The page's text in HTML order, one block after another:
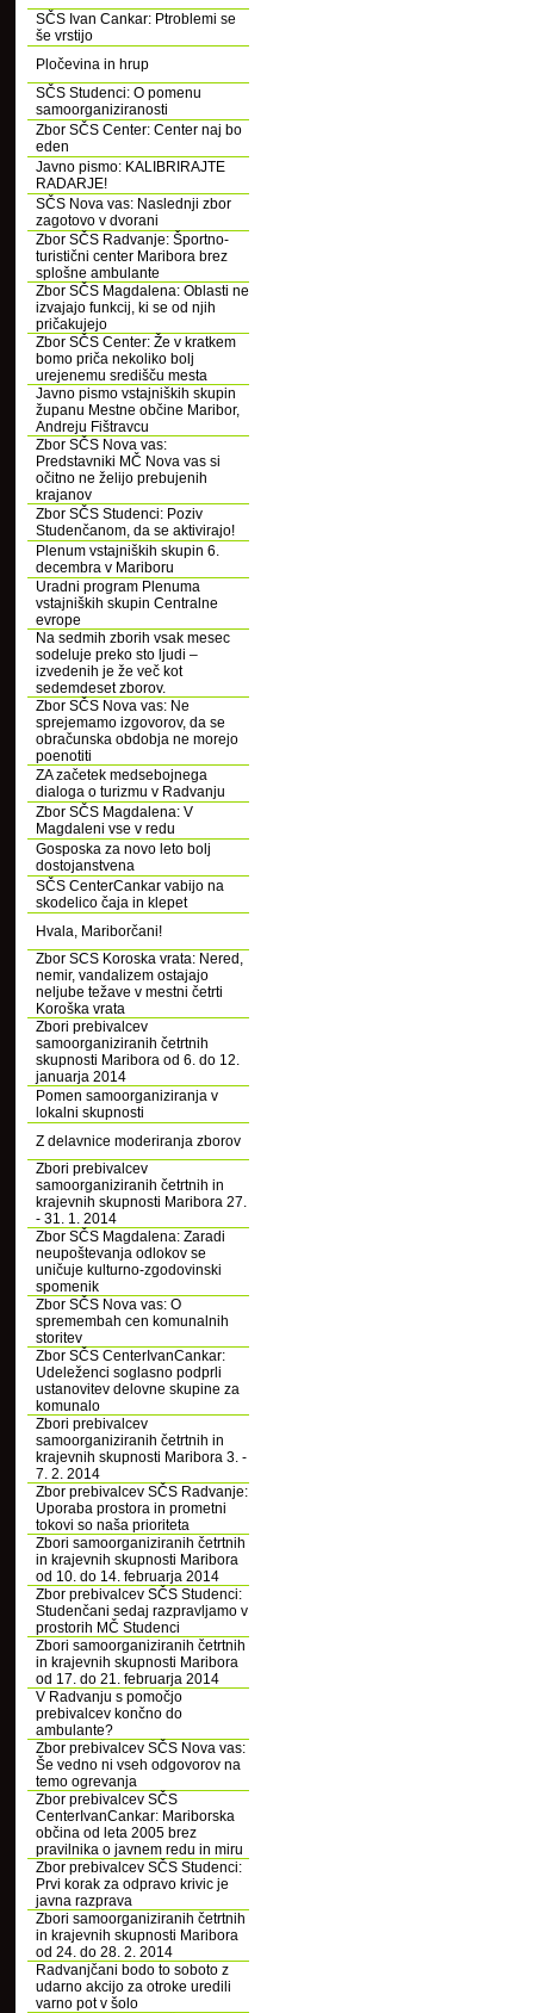
SČS Ivan Cankar: Ptroblemi se
še vrstijo
Pločevina in hrup
SČS Studenci: O pomenu
samoorganiziranosti
Zbor SČS Center: Center naj bo
eden
Javno pismo: KALIBRIRAJTE
RADARJE!
SČS Nova vas: Naslednji zbor
zagotovo v dvorani
Zbor SČS Radvanje: Športno-
turistični center Maribora brez
splošne ambulante
Zbor SČS Magdalena: Oblasti ne
izvajajo funkcij, ki se od njih
pričakujejo
Zbor SČS Center: Že v kratkem
bomo priča nekoliko bolj
urejenemu središču mesta
Javno pismo vstajniških skupin
županu Mestne občine Maribor,
Andreju Fištravcu
Zbor SČS Nova vas:
Predstavniki MČ Nova vas si
očitno ne želijo prebujenih
krajanov
Zbor SČS Studenci: Poziv
Studenčanom, da se aktivirajo!
Plenum vstajniških skupin 6.
decembra v Mariboru
Uradni program Plenuma
vstajniških skupin Centralne
evrope
Na sedmih zborih vsak mesec
sodeluje preko sto ljudi –
izvedenih je že več kot
sedemdeset zborov.
Zbor SČS Nova vas: Ne
sprejemamo izgovorov, da se
obračunska obdobja ne morejo
poenotiti
ZA začetek medsebojnega
dialoga o turizmu v Radvanju
Zbor SČS Magdalena: V
Magdaleni vse v redu
Gosposka za novo leto bolj
dostojanstvena
SČS CenterCankar vabijo na
skodelico čaja in klepet
Hvala, Mariborčani!
Zbor SCS Koroska vrata: Nered,
nemir, vandalizem ostajajo
neljube težave v mestni četrti
Koroška vrata
Zbori prebivalcev
samoorganiziranih četrtnih
skupnosti Maribora od 6. do 12.
januarja 2014
Pomen samoorganiziranja v
lokalni skupnosti
Z delavnice moderiranja zborov
Zbori prebivalcev
samoorganiziranih četrtnih in
krajevnih skupnosti Maribora 27.
- 31. 1. 2014
Zbor SČS Magdalena: Zaradi
neupoštevanja odlokov se
uničuje kulturno-zgodovinski
spomenik
Zbor SČS Nova vas: O
spremembah cen komunalnih
storitev
Zbor SČS CenterIvanCankar:
Udeleženci soglasno podprli
ustanovitev delovne skupine za
komunalo
Zbori prebivalcev
samoorganiziranih četrtnih in
krajevnih skupnosti Maribora 3. -
7. 2. 2014
Zbor prebivalcev SČS Radvanje:
Uporaba prostora in prometni
tokovi so naša prioriteta
Zbori samoorganiziranih četrtnih
in krajevnih skupnosti Maribora
od 10. do 14. februarja 2014
Zbor prebivalcev SČS Studenci:
Studenčani sedaj razpravljamo v
prostorih MČ Studenci
Zbori samoorganiziranih četrtnih
in krajevnih skupnosti Maribora
od 17. do 21. februarja 2014
V Radvanju s pomočjo
prebivalcev končno do
ambulante?
Zbor prebivalcev SČS Nova vas:
Še vedno ni vseh odgovorov na
temo ogrevanja
Zbor prebivalcev SČS
CenterIvanCankar: Mariborska
občina od leta 2005 brez
pravilnika o javnem redu in miru
Zbor prebivalcev SČS Studenci:
Prvi korak za odpravo krivic je
javna razprava
Zbori samoorganiziranih četrtnih
in krajevnih skupnosti Maribora
od 24. do 28. 2. 2014
Radvanjčani bodo to soboto z
udarno akcijo za otroke uredili
varno pot v šolo